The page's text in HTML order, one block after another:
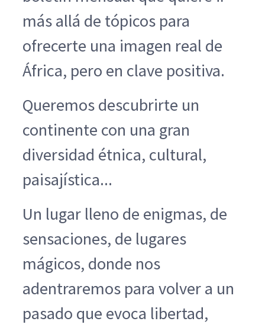
más allá de tópicos para
ofrecerte una imagen real de
África, pero en clave positiva.
Queremos descubrirte un
continente con una gran
diversidad étnica, cultural,
paisajística...
Un lugar lleno de enigmas, de
sensaciones, de lugares
mágicos, donde nos
adentraremos para volver a un
pasado que evoca libertad,